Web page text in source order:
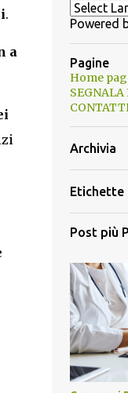
.
a
Powered
Pagine
Home
SEGNALA
Archivia
Etichette
Post più